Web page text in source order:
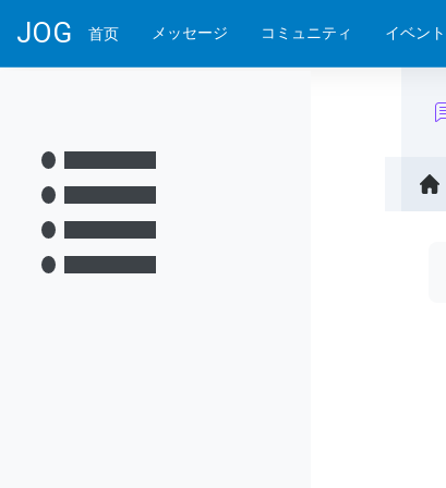
JOG 首页 メッセージ コミュニティ イベント